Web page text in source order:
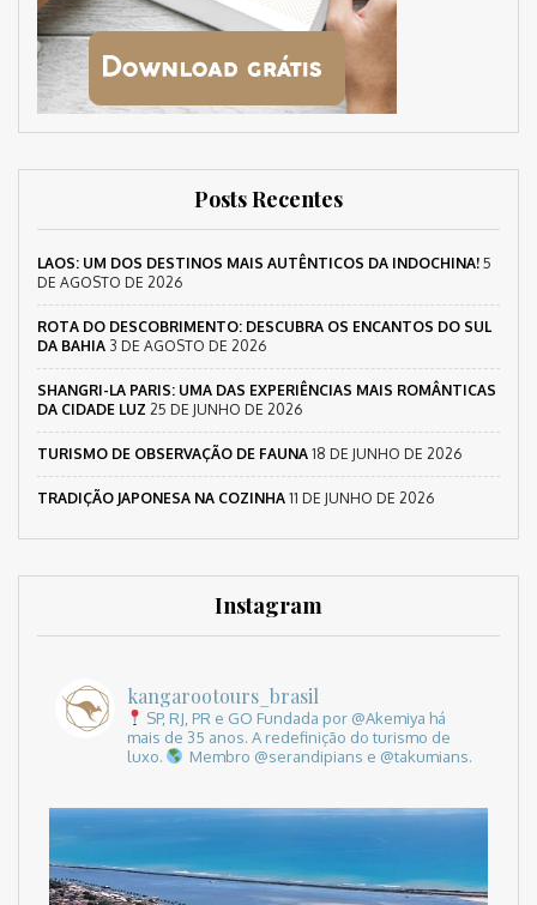
Posts Recentes
LAOS: UM DOS DESTINOS MAIS AUTÊNTICOS DA INDOCHINA! 5
DE AGOSTO DE 2026
ROTA DO DESCOBRIMENTO: DESCUBRA OS ENCANTOS DO SUL
DA BAHIA 3 DE AGOSTO DE 2026
SHANGRI-LA PARIS: UMA DAS EXPERIÊNCIAS MAIS ROMÂNTICAS
DA CIDADE LUZ 25 DE JUNHO DE 2026
TURISMO DE OBSERVAÇÃO DE FAUNA 18 DE JUNHO DE 2026
TRADIÇÃO JAPONESA NA COZINHA 11 DE JUNHO DE 2026
Instagram
kangarootours_brasil
SP, RJ, PR e GO Fundada por @Akemiya há
mais de 35 anos. A redefinição do turismo de
luxo.
Membro @serandipians e @takumians.